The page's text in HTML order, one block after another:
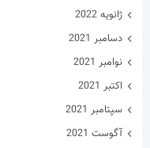
ژانویه 2022
دسامبر 2021
نوامبر 2021
اکتبر 2021
سپتامبر 2021
آگوست 2021